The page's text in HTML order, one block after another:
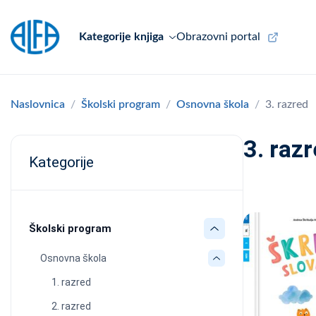
Kategorije knjiga Obrazovni portal
Naslovnica Školski program Osnovna škola 3. razred
Kategorije
Školski program
Osnovna škola
1. razred
2. razred
3.